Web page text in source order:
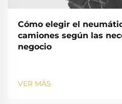
Cómo elegir el
camiones según las
negocio
VER MÁS